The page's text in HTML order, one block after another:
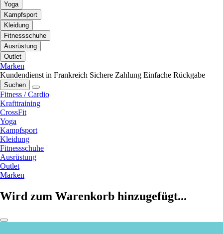
Yoga
Kampfsport
Kleidung
Fitnessschuhe
Ausrüstung
Outlet
Marken
Kundendienst in Frankreich Sichere Zahlung Einfache Rückgabe
Suchen
Fitness / Cardio
Krafttraining
CrossFit
Yoga
Kampfsport
Kleidung
Fitnessschuhe
Ausrüstung
Outlet
Marken
Wird zum Warenkorb hinzugefügt...